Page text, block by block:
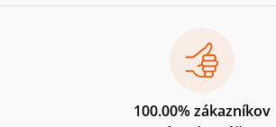
100.00% zákazníkov